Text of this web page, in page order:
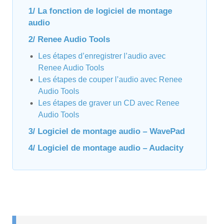
1/ La fonction de logiciel de montage
audio
2/ Renee Audio Tools
Les étapes d’enregistrer l’audio avec
Renee Audio Tools
Les étapes de couper l’audio avec Renee
Audio Tools
Les étapes de graver un CD avec Renee
Audio Tools
3/ Logiciel de montage audio – WavePad
4/ Logiciel de montage audio – Audacity